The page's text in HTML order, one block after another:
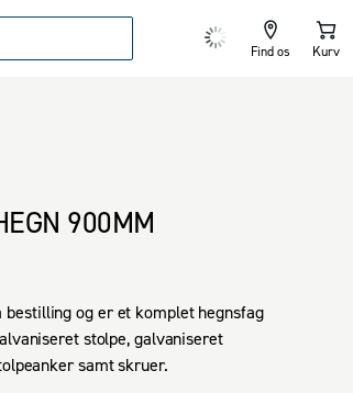
Find os Kurv
900MM
og er et komplet hegnsfag
stolpe, galvaniseret
samt skruer.